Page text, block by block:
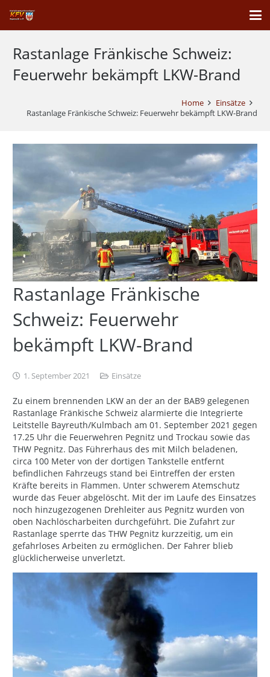
Rastanlage Fränkische Schweiz:
Feuerwehr bekämpft LKW-Brand
Home
Einsätze
Rastanlage Fränkische Schweiz: Feuerwehr bekämpft LKW-Brand
Rastanlage Fränkische
Schweiz: Feuerwehr
bekämpft LKW-Brand
1. September 2021 Einsätze
Zu einem brennenden LKW an der an der BAB9 gelegenen
Rastanlage Fränkische Schweiz alarmierte die Integrierte
Leitstelle Bayreuth/Kulmbach am 01. September 2021 gegen
17.25 Uhr die Feuerwehren Pegnitz und Trockau sowie das
THW Pegnitz. Das Führerhaus des mit Milch beladenen,
circa 100 Meter von der dortigen Tankstelle entfernt
befindlichen Fahrzeugs stand bei Eintreffen der ersten
Kräfte bereits in Flammen. Unter schwerem Atemschutz
wurde das Feuer abgelöscht. Mit der im Laufe des Einsatzes
noch hinzugezogenen Drehleiter aus Pegnitz wurden von
oben Nachlöscharbeiten durchgeführt. Die Zufahrt zur
Rastanlage sperrte das THW Pegnitz kurzzeitig, um ein
gefahrloses Arbeiten zu ermöglichen. Der Fahrer blieb
glücklicherweise unverletzt.